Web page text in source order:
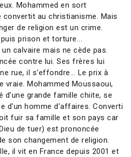
Mohammed en sort
au christianisme. Mais
de religion est un crime.
prison et torture...
calvaire mais ne cède pas.
contre lui. Ses frères lui
rue, il s'effondre... Le prix à
vraie. Mohammed Moussaoui,
d'une grande famille chiite, se
d'un homme d'affaires. Converti
fuir sa famille et son pays car
de tuer) est prononcée
son changement de religion.
il vit en France depuis 2001 et